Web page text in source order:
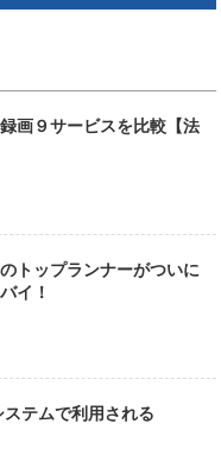
画９サービスを比較【法
トップランナーがついに
イ！
ステムで利用される